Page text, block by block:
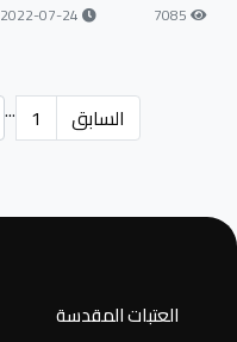
7085
2022-07-24
السابق 1
...
العتبات المقدسة